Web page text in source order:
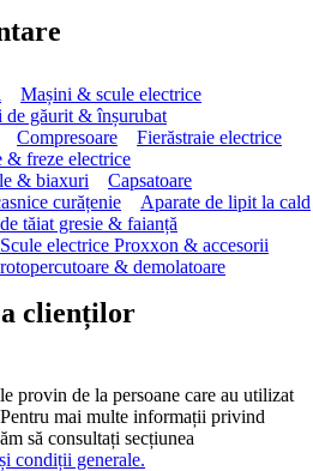
Mașini & scule electrice
de găurit & înșurubat
Compresoare
Fierăstraie electrice
& freze electrice
& biaxuri
Capsatoare
curățenie
Aparate de lipit la cald
tăiat gresie & faianță
Scule electrice Proxxon & accesorii
& demolatoare
clienților
provin de la persoane care au utilizat
mai multe informații privind
să consultați secțiunea
condiții generale.